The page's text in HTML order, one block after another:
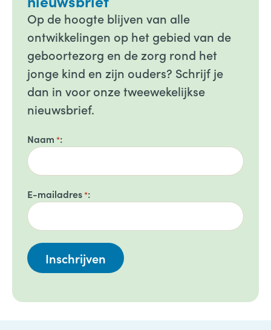
Op de hoogte blijven van alle
ontwikkelingen op het gebied van de
geboortezorg en de zorg rond het
jonge kind en zijn ouders? Schrijf je
dan in voor onze tweewekelijkse
nieuwsbrief.
Naam *
E-mailadres*